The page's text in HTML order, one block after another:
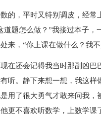
的，平时又特别调皮，经常
题怎么做？”我接过本子，
来，“你上课在做什么？我
在还会记得我当时那副凶巴
听。静下来想一想，我这样
用了很大勇气才敢来问我
更不喜欢听数学，上数学课